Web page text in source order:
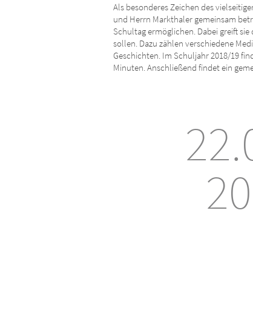
Als besonderes Zeichen des
und Herrn Markthaler gemeinsam
Schultag ermöglichen. Dabei greift
sollen. Dazu zählen verschiedene
Geschichten. Im Schuljahr 2018/19
Minuten. Anschließend findet ein